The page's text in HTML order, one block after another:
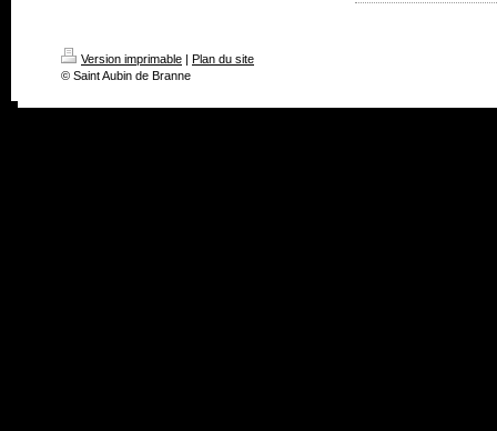
Version imprimable | Plan du site
© Saint Aubin de Branne